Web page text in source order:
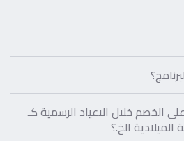
الخصم خلال الاعياد الرسمية كـ
الخ.؟